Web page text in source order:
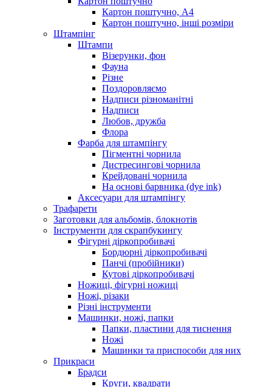
Картон поштучно, А4
Картон поштучно, інші розміри
Штампінг
Штампи
Візерунки, фон
Фауна
Різне
Поздоровляємо
Надписи різноманітні
Надписи
Любов, дружба
Флора
Фарба для штампінгу
Пігментні чорнила
Дистресингові чорнила
Крейдовані чорнила
На основі барвника (dye ink)
Аксесуари для штампінгу
Трафарети
Заготовки для альбомів, блокнотів
Інструменти для скрапбукингу
Фігурні діркопробивачі
Бордюрні діркопробивачі
Панчі (пробійники)
Кутові діркопробивачі
Ножиці, фігурні ножиці
Ножі, різаки
Різні інструменти
Машинки, ножі, папки
Папки, пластини для тиснення
Ножі
Машинки та приспособи для них
Прикраси
Брадси
Круги, квадрати